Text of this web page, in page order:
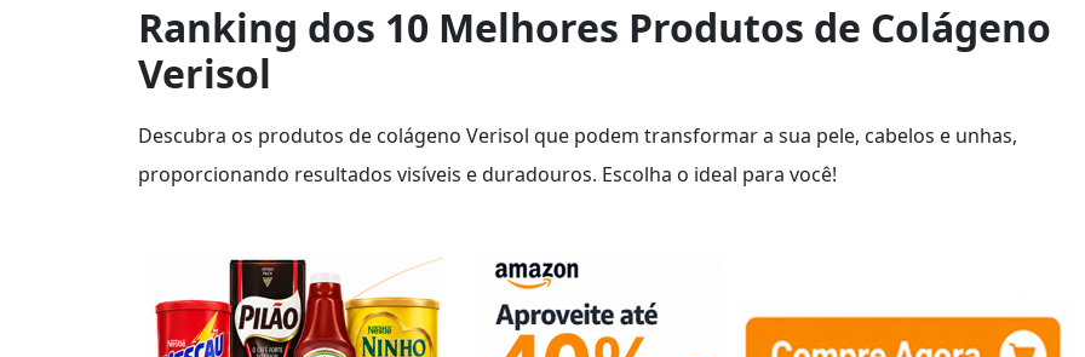
Ranking dos 10 Melhores Produtos de Colágeno
Verisol
Descubra os produtos de colágeno Verisol que podem transformar a sua pele, cabelos e unhas,
proporcionando resultados visíveis e duradouros. Escolha o ideal para você!